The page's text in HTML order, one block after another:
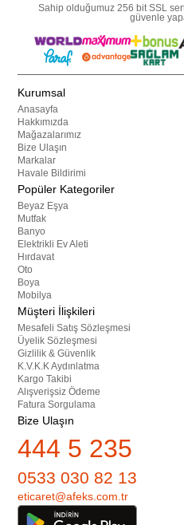
Sahip olduğumuz 256 bit SSL
güvenle
Kurumsal
Anasayfa
Hakkımızda
Mağazalarımız
Bize Ulaşın
Markalar
Havale Bildirimi
Popüler Kategoriler
Beyaz Eşya
Mutfak
Banyo
Elektrikli Ev Aleti
Hırdavat
Oto
Boya
Mobilya
Müşteri İlişkileri
Mesafeli Satış Sözleşmesi
Üyelik Sözleşmesi
Gizlilik & Güvenlik
K.V.K.K Aydınlatma
Kargo Takibi
Alışverişsiz Ödeme
Fatura Sorgulama
Bize Ulaşın
444 5 235
0533 030 82 13
eticaret@afeks.com.tr